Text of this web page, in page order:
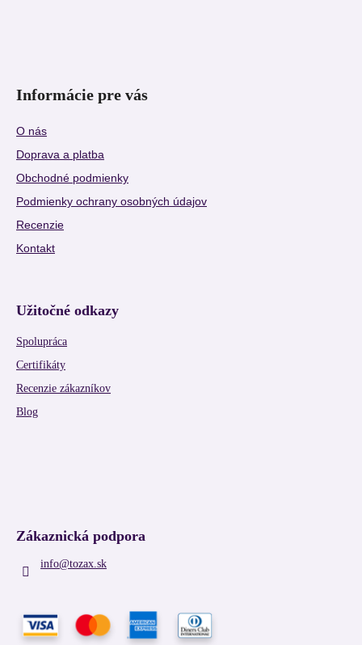
Informácie pre vás
O nás
Doprava a platba
Obchodné podmienky
Podmienky ochrany osobných údajov
Recenzie
Kontakt
Užitočné odkazy
Spolupráca
Certifikáty
Recenzie zákazníkov
Blog
Zákaznická podpora
info@tozax.sk